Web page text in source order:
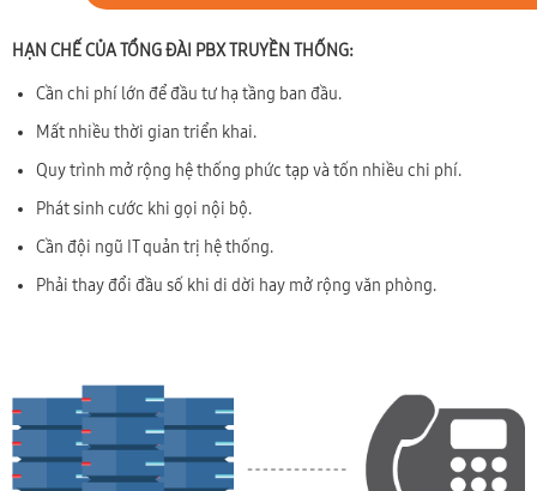
HẠN CHẾ CỦA TỔNG ĐÀI PBX TRUYỀN THỐNG:
Cần chi phí lớn để đầu tư hạ tầng ban đầu.
Mất nhiều thời gian triển khai.
Quy trình mở rộng hệ thống phức tạp và tốn nhiều chi phí.
Phát sinh cước khi gọi nội bộ.
Cần đội ngũ IT quản trị hệ thống.
Phải thay đổi đầu số khi di dời hay mở rộng văn phòng.